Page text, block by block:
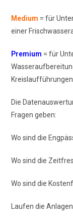
Medium = für
einer
Premium = für
Kreislaufführungen
Die
Fragen geben:
Wo sind die
Wo sind die
Wo sind die
Laufen die